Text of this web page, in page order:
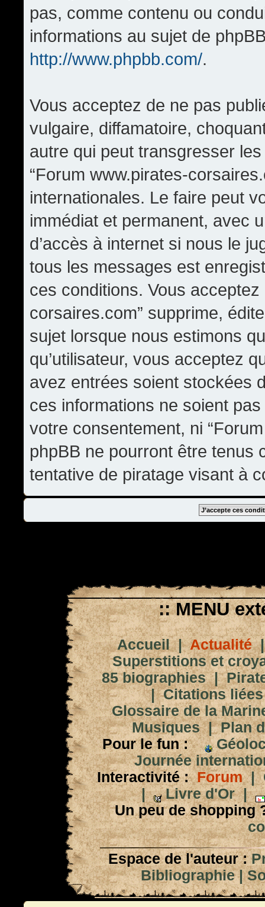
pas, comme contenu ou
informations au sujet de
http://www.phpbb.com/.
Vous acceptez de ne pas
vulgaire, diffamatoire,
autre qui peut transgresser
“Forum www.pirates-
internationales. Le faire peut
immédiat et permanent, avec
d’accès à internet si nous le
tous les messages est
ces conditions. Vous
corsaires.com” supprime,
sujet lorsque nous estimons
qu’utilisateur, vous acceptez
avez entrées soient stockées
ces informations ne soient
votre consentement, ni
phpBB ne pourront être tenus
tentative de piratage visant à
:: MENU
Accueil|Actualité
Superstitions et
85 biographies|
|Citations
Glossaire de la
Musiques|Plan
Pour le fun :
Journée
Interactivité : Forum|
|
Livre d'Or|
Un peu de shopping
Espace de l'auteur :
Bibliographie|